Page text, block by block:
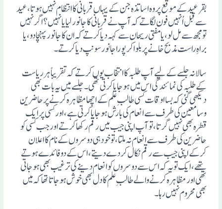
بقرعید کے موقع پر وہ اساتذہ جن کے یہاں قربانی کا انتظام نہیں ہوتا، عید
سے قبل اُنہیں فون لگاتے کہ آپ نے قربانی کا جانور لیا یا نہیں؟ اگر نہیں
تو مجھ سے مل لو، یا مفتی ریحان سے کہہ دیا کرتے کہ ان کا جانور پہنچادو، یا
براہِ راست مذبح خانے پر بلواکر پورا جانور سونپ دیا کرتے۔
سالانہ جلسے کے لیے آپ طلبہ کا انتخاب یوں کرتے کہ تقریباً ہرریاست
کے طلبہ کی نمائندگی اس میں ہوجایا کرتی تھی۔ جلسے میں یہ بات بھی
دیکھی گئی کہ بسا اوقات کسی طالبِ علم کے اچھا مظاہرہ کرنے پر حاضرین
وسامعین کی طرف سے انعام کی بارش ہوجایا کرتی ہے، اور کسی پر ایک
قطرہ بھی نہیں گرتا، تو آپ اپنی جیب میں رقم رکھا کرتے اور جب کسی کو
حاضرین کی طرف سے انعام نہ ملتا، تو خود ہی دوسروں کے نام کا اعلان
کرکے اپنی جیب سے رقم نکال کردے دیتے، اس کے دو فائدے ہوتے
تھے، ایک تو یہ کہ اس سے دوسروں کو انعام دینے کی ترغیب بھی ہوجاتی
تھی اور مظاہرہ کرنے والے طالبِ علم کا دل بھی خوش ہوجاتا تھاکہ میں
بھی محروم نہیں رہا۔